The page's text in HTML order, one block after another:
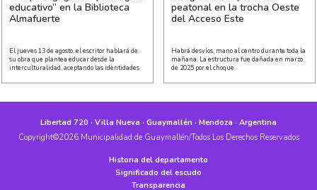
educativo” en la Biblioteca
Almafuerte
El jueves 13 de agosto, el escritor hablará de
su obra que plantea educar desde la
interculturalidad, aceptando las identidades
peatonal en la trocha Oeste
del Acceso Este
Habrá desvíos, mano al centro durante toda la
mañana. La estructura fue dañada en marzo
de 2025 por el choque
Libertad 720 · Villa Nueva · Guaymallén · Mendoza · Argentina
Copyright©2026 Municipalidad de Guaymallén/Todos Los Derechos Reservados
Historia del departamento
Significado del escudo
Transparencia